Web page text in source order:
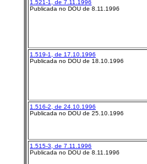
1.521-1, de 7.11.1996
Publicada no DOU de 8.11.1996
1.519-1, de 17.10.1996
Publicada no DOU de 18.10.1996
1.516-2, de 24.10.1996
Publicada no DOU de 25.10.1996
1.515-3, de 7.11.1996
Publicada no DOU de 8.11.1996